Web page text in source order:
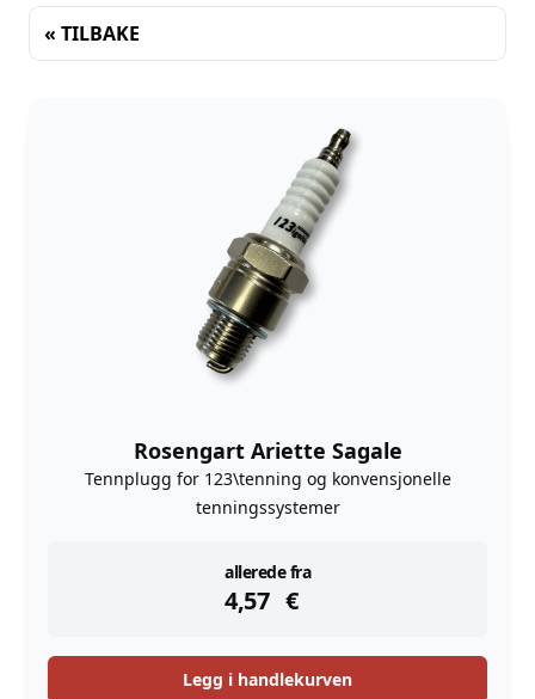
« TILBAKE
Rosengart Ariette Sagale
Tennplugg for 123\tenning og konvensjonelle
tenningssystemer
allerede fra
4,57 €
instock
Legg i handlekurven